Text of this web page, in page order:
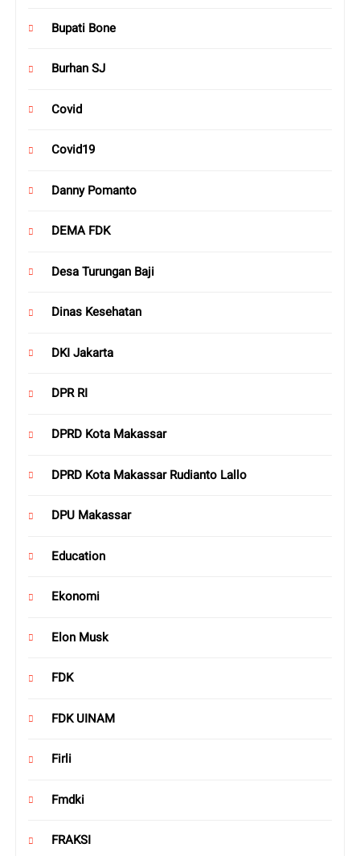
Bupati Bone
Burhan SJ
Covid
Covid19
Danny Pomanto
DEMA FDK
Desa Turungan Baji
Dinas Kesehatan
DKI Jakarta
DPR RI
DPRD Kota Makassar
DPRD Kota Makassar Rudianto Lallo
DPU Makassar
Education
Ekonomi
Elon Musk
FDK
FDK UINAM
Firli
Fmdki
FRAKSI